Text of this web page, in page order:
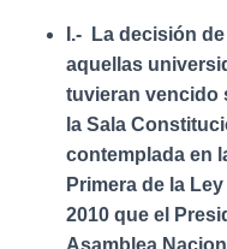
I.- La decisión
aquellas
tuvieran vencido
la Sala
contemplada en
Primera de la
2010 que el
Asamblea